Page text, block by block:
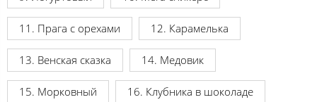
11. Прага с орехами 12. Карамелька
13. Венская сказка 14. Медовик
15. Морковный 16. Клубника в шоколаде